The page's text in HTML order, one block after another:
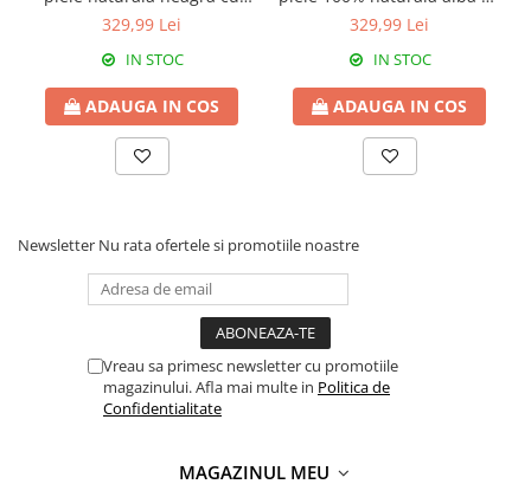
accesorii argintii 8215
329,99 Lei
IN STOC
ADAUGA IN COS
accesorii argintii 8215
329,99 Lei
IN STOC
ADAUGA IN COS
Newsletter Nu rata ofertele si promotiile noastre
Vreau sa primesc newsletter cu promotiile
magazinului. Afla mai multe in Politica de
Confidentialitate
MAGAZINUL MEU